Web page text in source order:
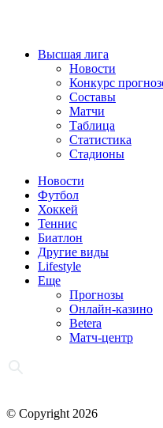
Высшая лига
Новости
Конкурс
Составы
Матчи
Таблица
Статистика
Стадионы
Новости
Футбол
Хоккей
Теннис
Биатлон
Другие виды
Lifestyle
Еще
Прогнозы
Онлайн-казино
Betera
Матч-центр
© Copyright 2026